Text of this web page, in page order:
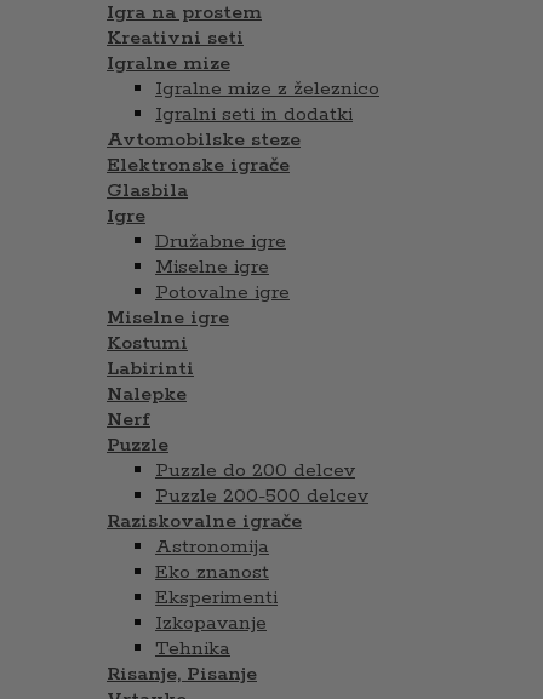
Igra na prostem
Kreativni seti
Igralne mize
Igralne mize z železnico
Igralni seti in dodatki
Avtomobilske steze
Elektronske igrače
Glasbila
Igre
Družabne igre
Miselne igre
Potovalne igre
Miselne igre
Kostumi
Labirinti
Nalepke
Nerf
Puzzle
Puzzle do 200 delcev
Puzzle 200-500 delcev
Raziskovalne igrače
Astronomija
Eko znanost
Eksperimenti
Izkopavanje
Tehnika
Risanje, Pisanje